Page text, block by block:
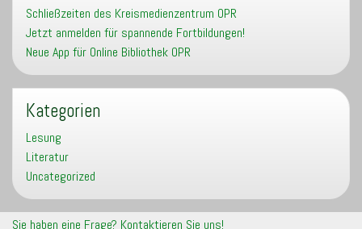
Schließzeiten des Kreismedienzentrum OPR
Jetzt anmelden für spannende Fortbildungen!
Neue App für Online Bibliothek OPR
Kategorien
Lesung
Literatur
Uncategorized
Sie haben eine Frage? Kontaktieren Sie uns!